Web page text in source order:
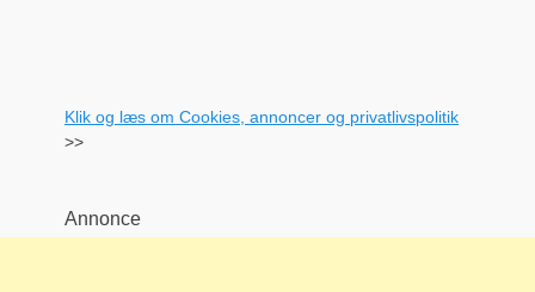
Klik og læs om Cookies, annoncer og privatlivspolitik
>>
Annonce